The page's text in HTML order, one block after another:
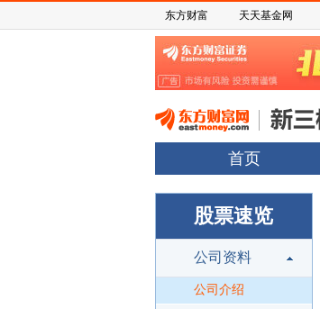
东方财富 天天基金网
首页
股票速览
公司资料
公司介绍